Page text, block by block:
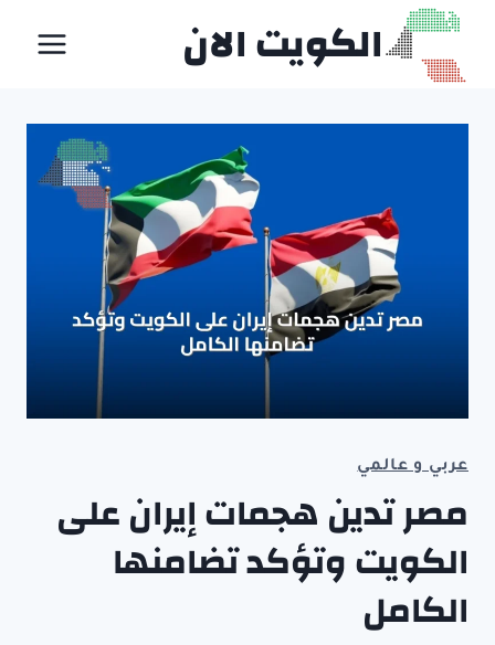
التجاوز
المحتوى
الكويت الان
عربي و عالمي
مصر تدين هجمات إيران على
الكويت وتؤكد تضامنها
الكامل